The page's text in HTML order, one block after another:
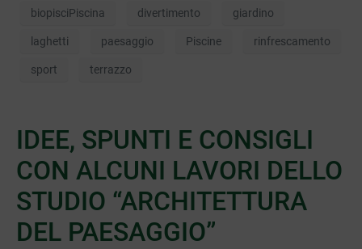
biopisciPiscina divertimento giardino
laghetti paesaggio Piscine rinfrescamento
sport terrazzo
IDEE, SPUNTI E CONSIGLI
CON ALCUNI LAVORI DELLO
STUDIO “ARCHITETTURA
DEL PAESAGGIO”